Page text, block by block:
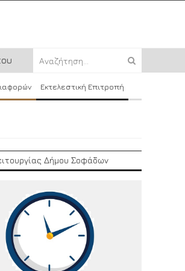
Εκτελεστική Επιτροπή
Δήμου Σοφάδων